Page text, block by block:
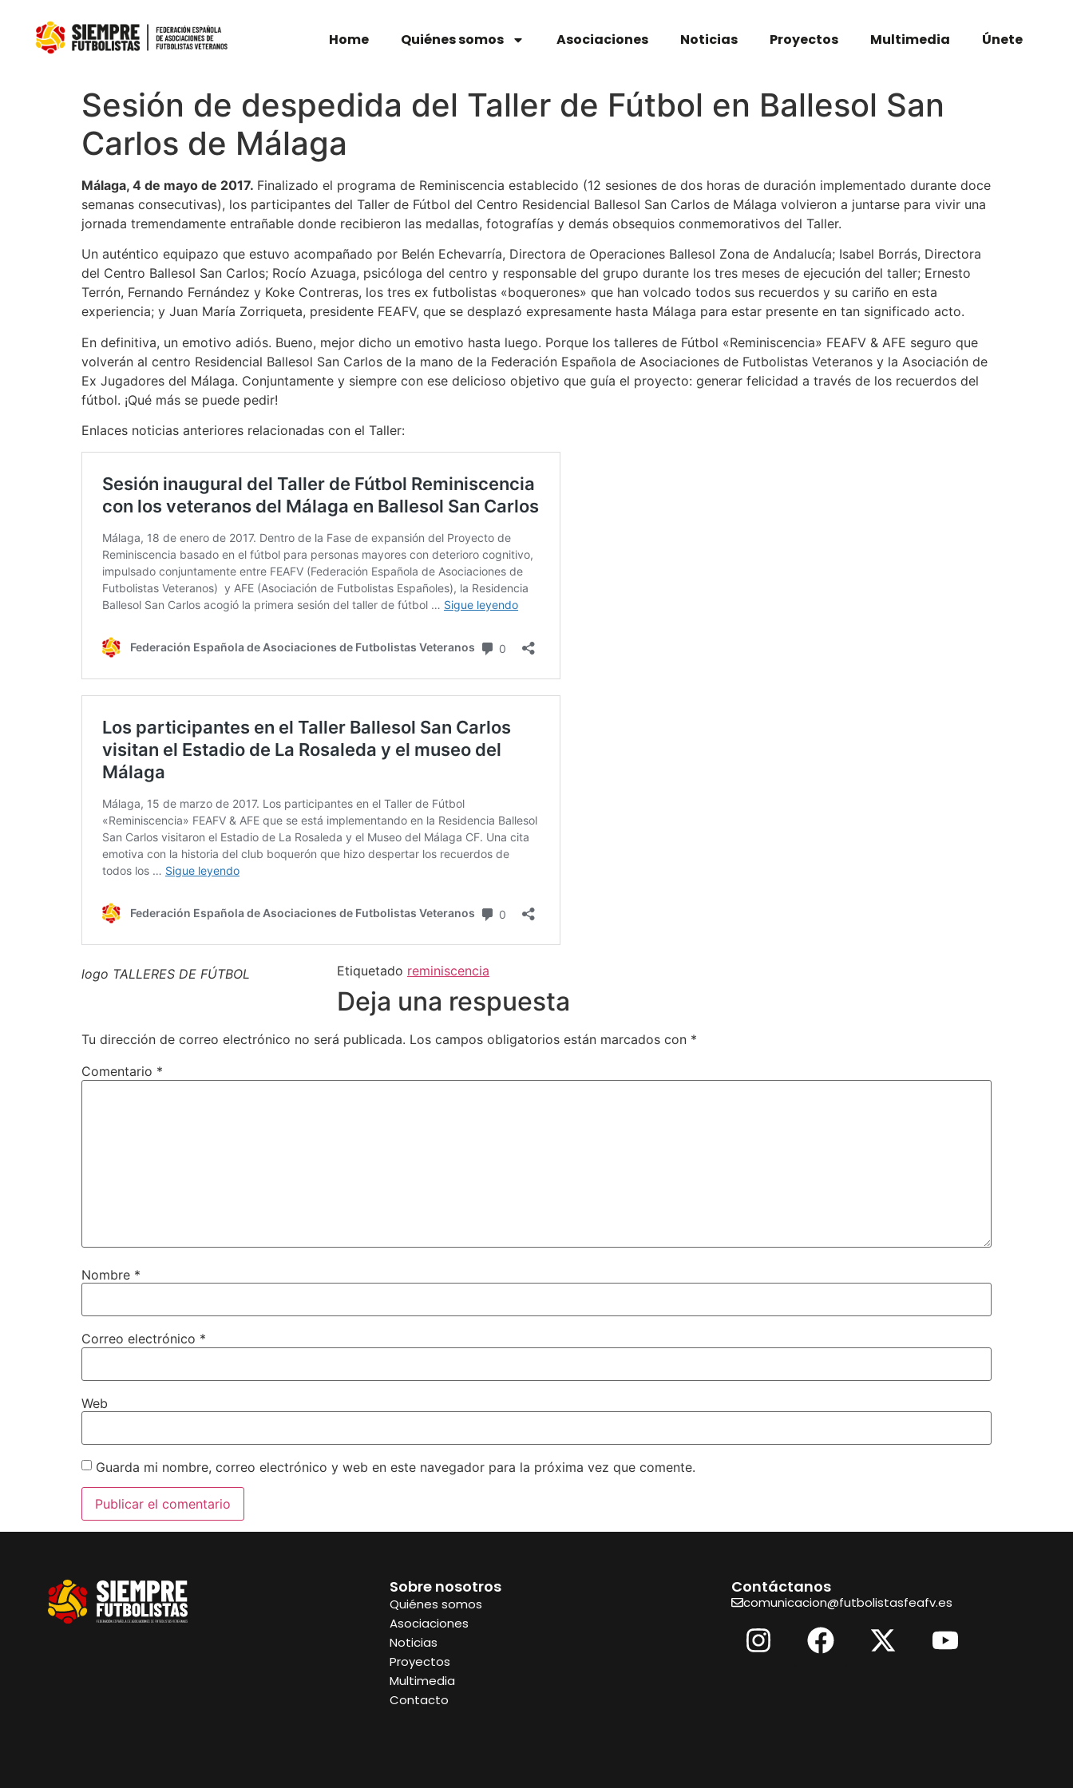
Home Quiénes somos Asociaciones Noticias Proyectos Multimedia Únete
Sesión de despedida del Taller de Fútbol en Ballesol San
Carlos de Málaga
Málaga, 4 de mayo de 2017. Finalizado el programa de Reminiscencia establecido (12 sesiones de dos horas de duración implementado durante doce
semanas consecutivas), los participantes del Taller de Fútbol del Centro Residencial Ballesol San Carlos de Málaga volvieron a juntarse para vivir una
jornada tremendamente entrañable donde recibieron las medallas, fotografías y demás obsequios conmemorativos del Taller.
Un auténtico equipazo que estuvo acompañado por Belén Echevarría, Directora de Operaciones Ballesol Zona de Andalucía; Isabel Borrás, Directora
del Centro Ballesol San Carlos; Rocío Azuaga, psicóloga del centro y responsable del grupo durante los tres meses de ejecución del taller; Ernesto
Terrón, Fernando Fernández y Koke Contreras, los tres ex futbolistas «boquerones» que han volcado todos sus recuerdos y su cariño en esta
experiencia; y Juan María Zorriqueta, presidente FEAFV, que se desplazó expresamente hasta Málaga para estar presente en tan significado acto.
En definitiva, un emotivo adiós. Bueno, mejor dicho un emotivo hasta luego. Porque los talleres de Fútbol «Reminiscencia» FEAFV & AFE seguro que
volverán al centro Residencial Ballesol San Carlos de la mano de la Federación Española de Asociaciones de Futbolistas Veteranos y la Asociación de
Ex Jugadores del Málaga. Conjuntamente y siempre con ese delicioso objetivo que guía el proyecto: generar felicidad a través de los recuerdos del
fútbol. ¡Qué más se puede pedir!
Enlaces noticias anteriores relacionadas con el Taller:
logo TALLERES DE FÚTBOL Etiquetado reminiscencia
Deja una respuesta
Tu dirección de correo electrónico no será publicada. Los campos obligatorios están marcados con *
Comentario *
Nombre *
Correo electrónico *
Web
Guarda mi nombre, correo electrónico y web en este navegador para la próxima vez que comente.
Sobre nosotros
Quiénes somos
Asociaciones
Noticias
Proyectos
Multimedia
Contacto
Contáctanos
comunicacion@futbolistasfeafv.es